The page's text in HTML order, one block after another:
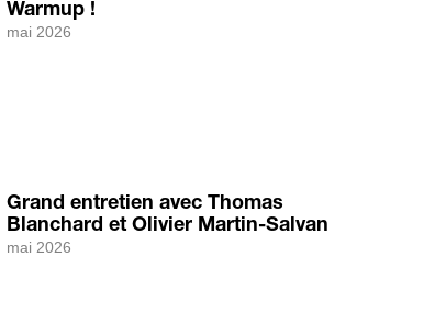
Warmup !
mai 2026
Grand entretien avec Thomas
Blanchard et Olivier Martin-Salvan
mai 2026